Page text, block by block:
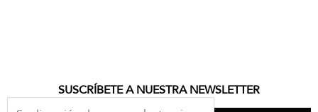
SUSCRÍBETE A NUESTRA NEWSLETTER